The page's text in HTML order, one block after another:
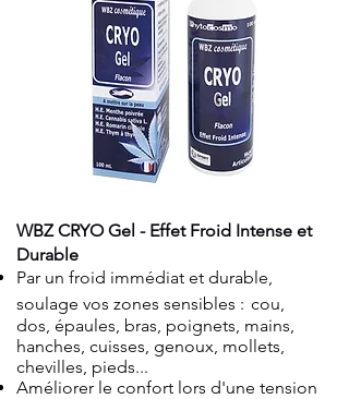
WBZ CRYO Gel - Effet Froid Intense et
Durable
Par un froid immédiat et durable,
soulage vos zones sensibles : cou,
dos, épaules, bras, poignets, mains,
hanches, cuisses, genoux, mollets,
chevilles, pieds...​
Améliorer le confort lors d'une tension